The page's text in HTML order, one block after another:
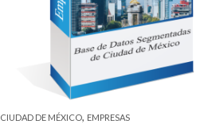
CIUDAD DE MÉXICO, EMPRESAS